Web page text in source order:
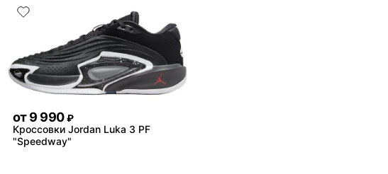
от9 990 ₽
Кроссовки Jordan Luka 3 PF
"Speedway"